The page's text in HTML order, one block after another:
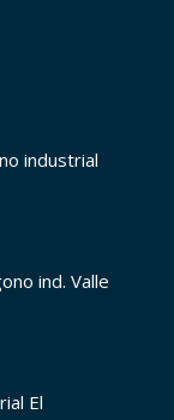
industrial
ind. Valle
El